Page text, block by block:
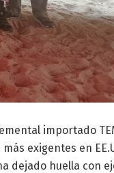
importado
exigentes en
dejado huella con